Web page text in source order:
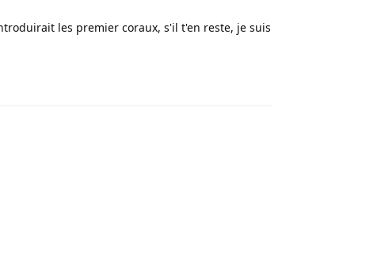
les premier coraux, s'il t'en reste, je suis